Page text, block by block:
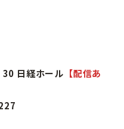
日経ホール 【配信あ